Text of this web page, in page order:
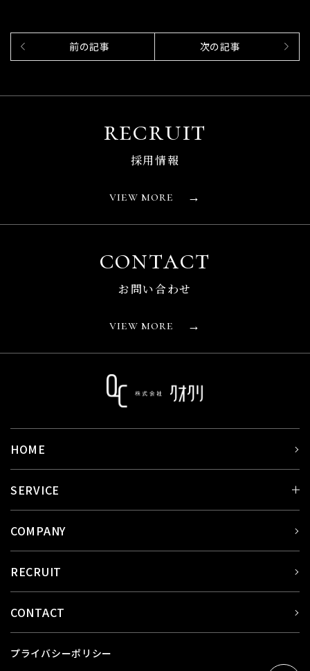
recruit
採用情報
view more →
contact
お問い合わせ
view more →
HOME
SERVICE
COMPANY
RECRUIT
CONTACT
プライバシーポリシー